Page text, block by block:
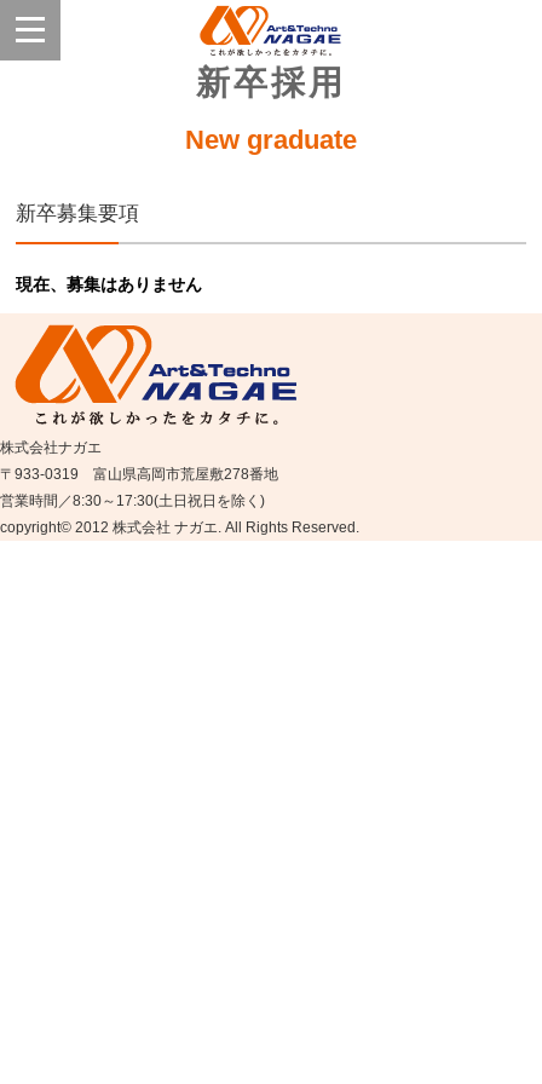
新卒採用
New graduate
新卒募集要項
現在、募集はありません
株式会社ナガエ
〒933-0319 富山県高岡市荒屋敷278番地
営業時間／8:30～17:30(土日祝日を除く)
copyright© 2012 株式会社 ナガエ. All Rights Reserved.